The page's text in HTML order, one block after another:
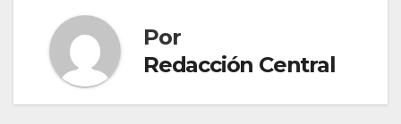
Por
Redacción Central